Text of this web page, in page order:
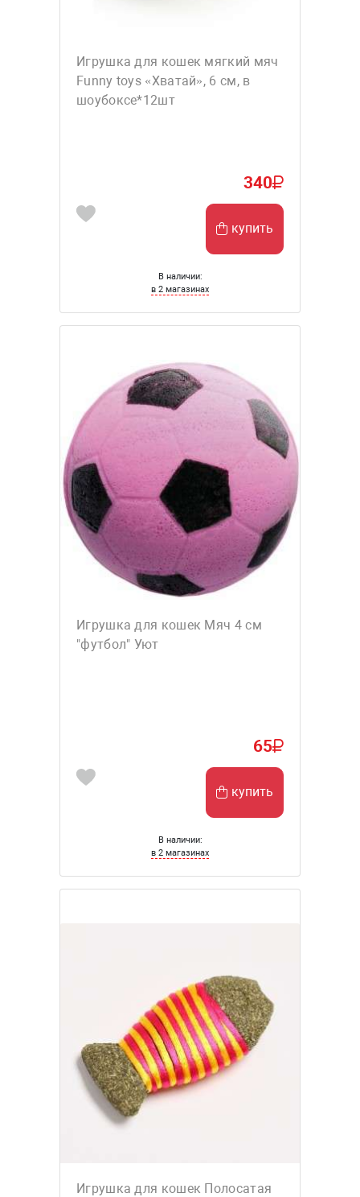
Игрушка для кошек мягкий мяч
Funny toys «Хватай», 6 см, в
шоубоксе*12шт
340
купить
В наличии:
в 2 магазинах
Игрушка для кошек Мяч 4 см
"футбол" Уют
65
купить
В наличии:
в 2 магазинах
Игрушка для кошек Полосатая